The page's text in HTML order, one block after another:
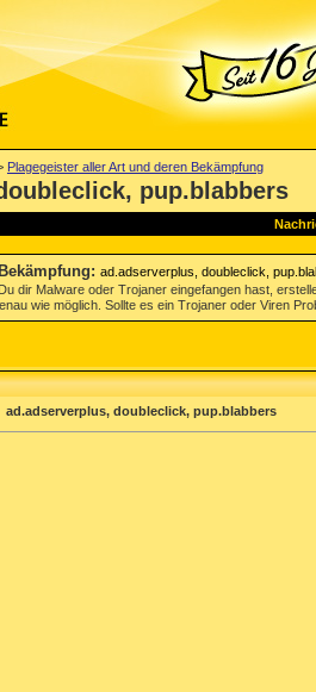
Plagegeister aller Art und deren Bekämpfung
pup.blabbers
: ad.adserverplus, doubleclick,
dir Malware oder Trojaner eingefangen hast,
wie möglich. Sollte es ein Trojaner oder Viren
ad.adserverplus, doubleclick, pup.blabbers